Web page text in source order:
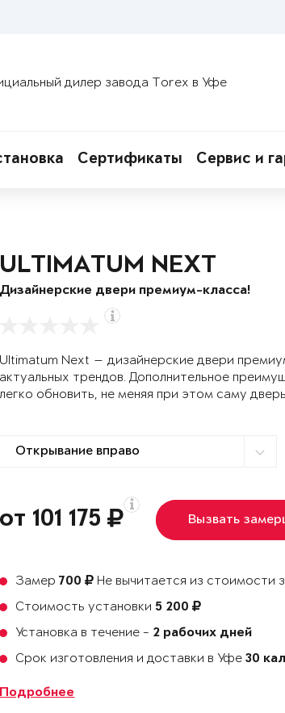
дилер завода Torex в Уфе
Сертификаты Сервис и
ULTIMATUM NEXT
Дизайнерские двери премиум-класса!
Ultimatum Next — дизайнерские двери
актуальных трендов. Дополнительное
легко обновить, не меняя при этом саму
от 101 175 Вызвать
Замер700
Не вычитается из стоимости
Стоимость установки 5 200
Установка в течение - 2 рабочих дней
Срок изготовления и доставки в Уфе30
Подробнее